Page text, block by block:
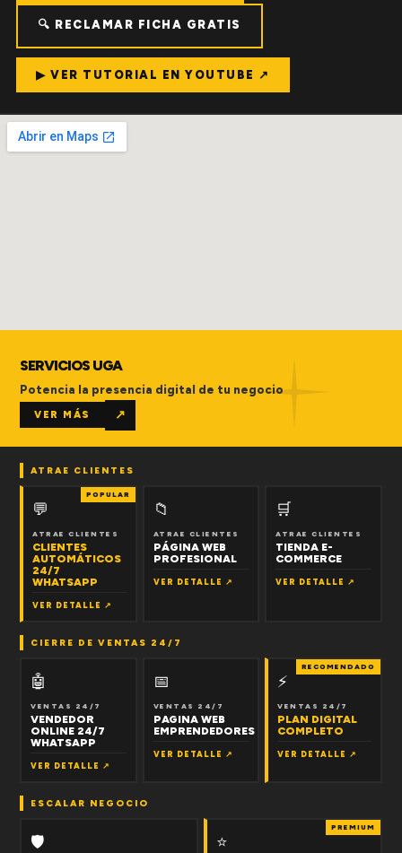
🔍 RECLAMAR FICHA GRATIS
▶ VER TUTORIAL EN YOUTUBE ↗
SERVICIOS UGA
Potencia la presencia digital de tu negocio
VER MÁS ↗
ATRAE CLIENTES
POPULAR
💬
ATRAE CLIENTES
CLIENTES
AUTOMÁTICOS
24/7
WHATSAPP
VER DETALLE ↗
📁
ATRAE CLIENTES
PÁGINA WEB
PROFESIONAL
VER DETALLE ↗
🛒
ATRAE CLIENTES
TIENDA E-
COMMERCE
VER DETALLE ↗
CIERRE DE VENTAS 24/7
🤖
VENTAS 24/7
VENDEDOR
ONLINE 24/7
WHATSAPP
VER DETALLE ↗
📅
VENTAS 24/7
PAGINA WEB
EMPRENDEDORES
VER DETALLE ↗
RECOMENDADO
⚡
VENTAS 24/7
PLAN DIGITAL
COMPLETO
VER DETALLE ↗
ESCALAR NEGOCIO
🛡
PREMIUM
⭐